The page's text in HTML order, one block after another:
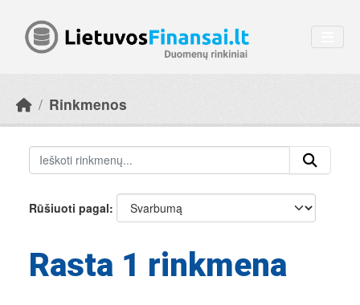
Rinkmenos
Rūšiuoti pagal
Rasta 1 rinkmena